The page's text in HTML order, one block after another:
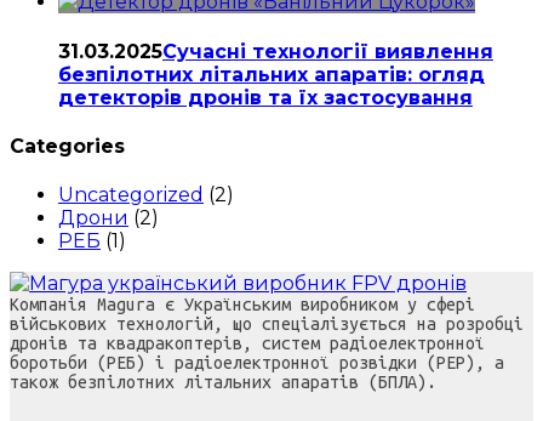
31.03.2025Сучасні технології виявлення
безпілотних літальних апаратів: огляд
детекторів дронів та їх застосування
Categories
Uncategorized (2)
Дрони (2)
РЕБ (1)
Компанія Magura є Українським виробником у сфері
військових технологій, що спеціалізується на розробці
дронів та квадракоптерів, систем радіоелектронної
боротьби (РЕБ) і радіоелектронної розвідки (РЕР), а
також безпілотних літальних апаратів (БПЛА).